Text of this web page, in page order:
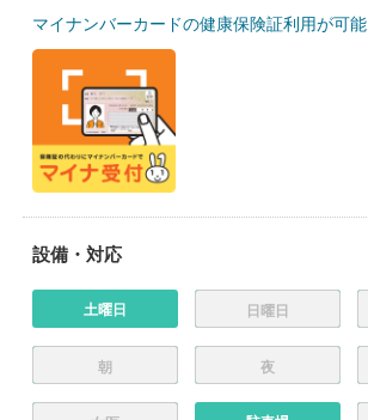
マイナンバーカードの健康保険証利用が可能
設備・対応
土曜日 日曜日
朝 夜